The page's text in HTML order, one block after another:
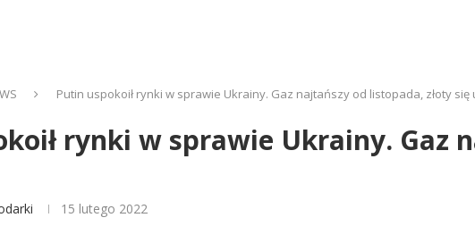
Putin uspokoił rynki w sprawie Ukrainy. Gaz najtańszy od listopada, złoty się
rynki w sprawie Ukrainy. Gaz
15 lutego 2022